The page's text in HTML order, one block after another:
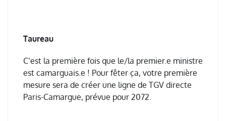
Taureau
C’est la première fois que le/la premier.e ministre
est camarguais.e ! Pour fêter ça, votre première
mesure sera de créer une ligne de TGV directe
Paris-Camargue, prévue pour 2072.